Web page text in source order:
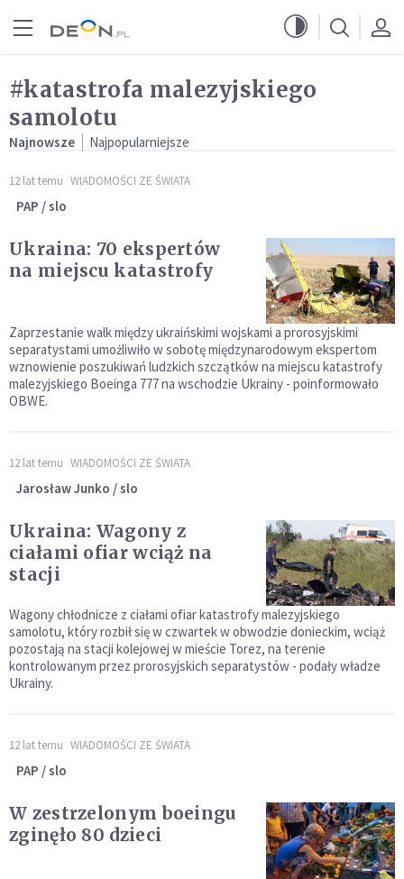
#katastrofa malezyjskiego
samolotu
Najnowsze Najpopularniejsze
12 lat temu WIADOMOŚCI ZE ŚWIATA
PAP / slo
Ukraina: 70 ekspertów
na miejscu katastrofy
Zaprzestanie walk między ukraińskimi wojskami a prorosyjskimi
separatystami umożliwiło w sobotę międzynarodowym ekspertom
wznowienie poszukiwań ludzkich szczątków na miejscu katastrofy
malezyjskiego Boeinga 777 na wschodzie Ukrainy - poinformowało
OBWE.
12 lat temu WIADOMOŚCI ZE ŚWIATA
Jarosław Junko / slo
Ukraina: Wagony z
ciałami ofiar wciąż na
stacji
Wagony chłodnicze z ciałami ofiar katastrofy malezyjskiego
samolotu, który rozbił się w czwartek w obwodzie donieckim, wciąż
pozostają na stacji kolejowej w mieście Torez, na terenie
kontrolowanym przez prorosyjskich separatystów - podały władze
Ukrainy.
12 lat temu WIADOMOŚCI ZE ŚWIATA
PAP / slo
W zestrzelonym boeingu
zginęło 80 dzieci